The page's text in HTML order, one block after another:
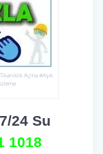
Açma #Aşık
24 Su
1018